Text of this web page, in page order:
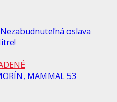
oslava
MAMMAL 53